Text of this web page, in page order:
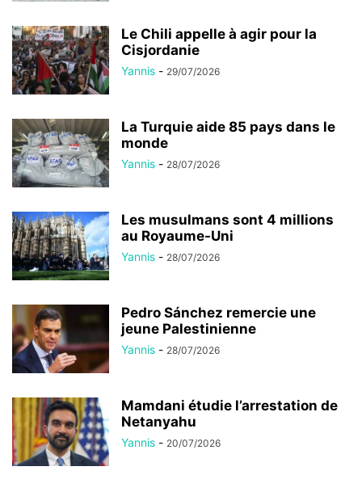
Le Chili appelle à agir pour la
Cisjordanie
Yannis - 29/07/2026
La Turquie aide 85 pays dans le
monde
Yannis - 28/07/2026
Les musulmans sont 4 millions
au Royaume-Uni
Yannis - 28/07/2026
Pedro Sánchez remercie une
jeune Palestinienne
Yannis - 28/07/2026
Mamdani étudie l’arrestation de
Netanyahu
Yannis - 20/07/2026